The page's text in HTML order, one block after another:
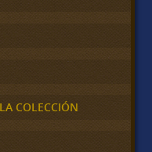
COLECCIÓN